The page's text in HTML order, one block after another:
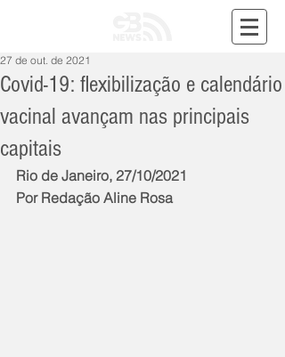
Covid-19: flexibilização e calendário
vacinal avançam nas principais
capitais
27 de out. de 2021
Rio de Janeiro, 27/10/2021
Por Redação Aline Rosa